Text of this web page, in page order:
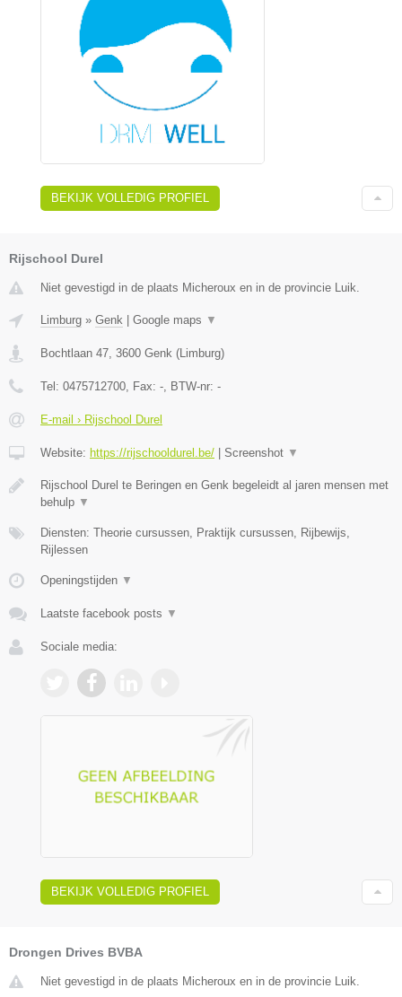
BEKIJK VOLLEDIG PROFIEL
Rijschool Durel
Niet gevestigd in de plaats Micheroux en in de provincie Luik.
Limburg » Genk Google maps ▼
Bochtlaan 47, 3600 Genk (Limburg)
Tel: 0475712700, Fax: -, BTW-nr: -
E-mail › Rijschool Durel
Website: https://rijschooldurel.be/ Screenshot ▼
Rijschool Durel te Beringen en Genk begeleidt al jaren mensen met
behulp ▼
Diensten: Theorie cursussen, Praktijk cursussen, Rijbewijs,
Rijlessen
Openingstijden ▼
Laatste facebook posts ▼
Sociale media:
BEKIJK VOLLEDIG PROFIEL
Drongen Drives BVBA
Niet gevestigd in de plaats Micheroux en in de provincie Luik.